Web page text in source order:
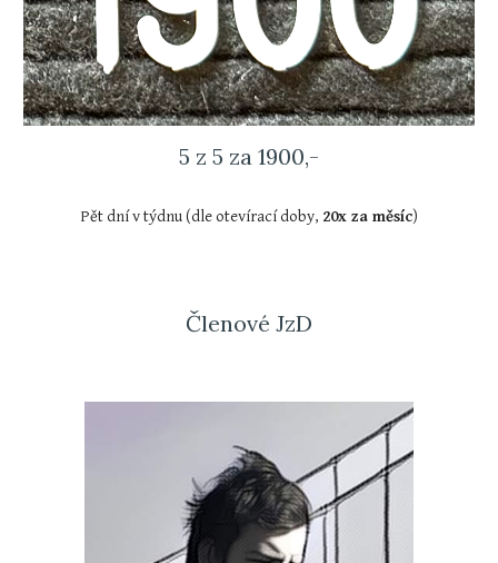
5 z 5 za 1900,-
Pět dní v týdnu (dle otevírací doby, 20x za měsíc)
Členové JzD